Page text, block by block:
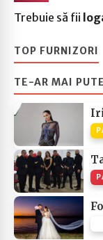
Trebuie să fii
TOP FURNIZORI
TE-AR MAI